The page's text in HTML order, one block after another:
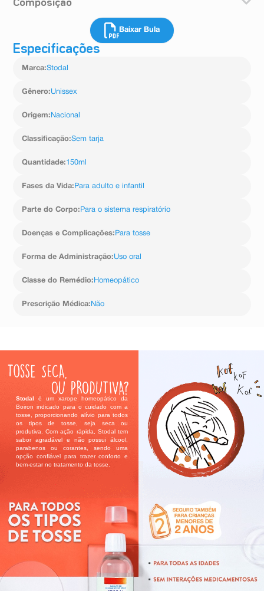
Em crianças até 5 anos, administrar 2,5 ml.
Em adultos, 15 ml.
Composição
Stodal é Xarope Homeopático, composto por Drosera
4CH, Arnica montana 3CH, Belladonna 3CH, Cina 3CH,
Coccus cacti 3CH, Corallium rubrum 3CH, Cuprum
3CH, Ferrum phosphoricum 3CH. Ipeca 3CH, Solidago
virga aurea 1CH. Stodal é um medicamento
todos os tipos de tosse.
Baixar Bula
Especificações
Marca:Stodal
Gênero:Unissex
Origem: Nacional
Classificação:Sem tarja
Quantidade:150ml
Fases da Vida: Para adulto e infantil
Parte do Corpo: Para o sistema respiratório
Doenças e Complicações: Para tosse
Forma de Administração:Uso oral
Classe do Remédio: Homeopático
Prescrição Médica: Não